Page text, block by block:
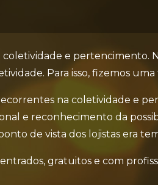
coletividade e
Para isso, fizemos
na coletividade e
e reconhecimento da
de vista dos lojistas era
gratuitos e com